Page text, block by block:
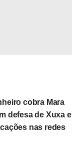
cobra Mara
defesa de Xuxa e
nas redes